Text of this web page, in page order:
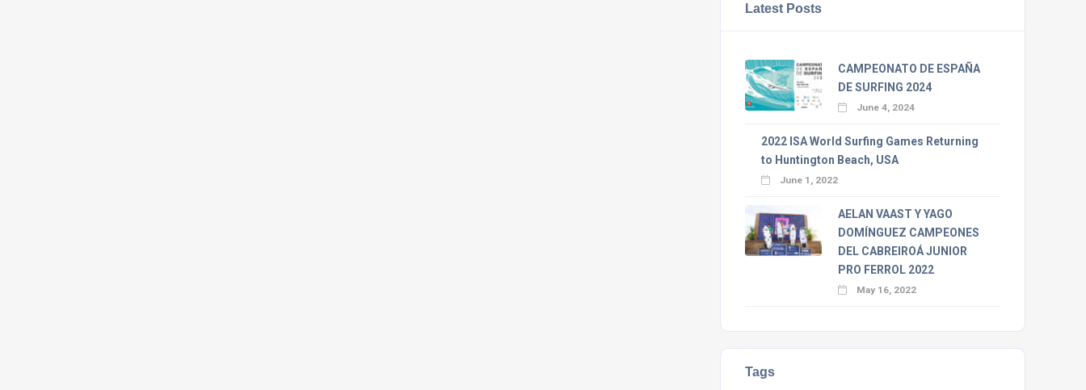
Latest Posts
CAMPEONATO DE ESPAÑA
DE SURFING 2024
June 4, 2024
2022 ISA World Surfing Games Returning
to Huntington Beach, USA
June 1, 2022
AELAN VAAST Y YAGO
DOMÍNGUEZ CAMPEONES
DEL CABREIROÁ JUNIOR
PRO FERROL 2022
May 16, 2022
Tags